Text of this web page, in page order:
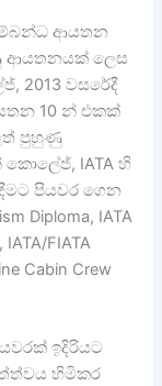
ආයතන
ආයතනයක් ලෙස
2013 වසරේදී
10 න් එකක්
පුහුණු
IATA හි
දීමට පියවර ගෙන
Diploma, IATA
FIATA
Cabin Crew
ඉදිරියට
හිමිකර